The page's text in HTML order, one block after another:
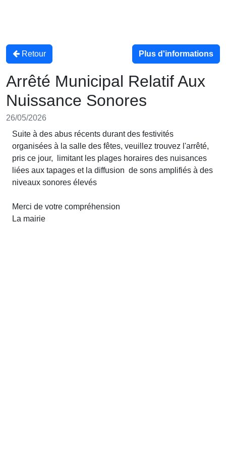
Retour Plus d'informations
Arrêté Municipal Relatif Aux
Nuissance Sonores
26/05/2026
Suite à des abus récents durant des festivités
organisées à la salle des fêtes, veuillez trouvez l'arrêté,
pris ce jour, limitant les plages horaires des nuisances
liées aux tapages et la diffusion de sons amplifiés à des
niveaux sonores élevés
Merci de votre compréhension
La mairie